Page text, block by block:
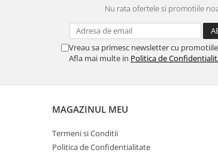
Nu rata ofertele si promotiile
Vreau sa primesc newsletter cu
Afla mai multe in Politica de
MAGAZINUL MEU
Termeni si Conditii
Politica de Confidentialitate